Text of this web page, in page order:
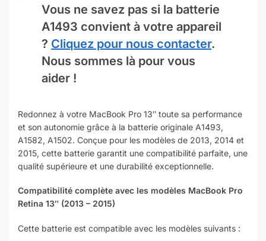
Vous ne savez pas si la batterie
A1493 convient à votre appareil
? Cliquez pour nous contacter.
Nous sommes là pour vous
aider !
Redonnez à votre MacBook Pro 13″ toute sa performance
et son autonomie grâce à la batterie originale A1493,
A1582, A1502. Conçue pour les modèles de 2013, 2014 et
2015, cette batterie garantit une compatibilité parfaite, une
qualité supérieure et une durabilité exceptionnelle.
Compatibilité complète avec les modèles MacBook Pro
Retina 13″ (2013 – 2015)
Cette batterie est compatible avec les modèles suivants :